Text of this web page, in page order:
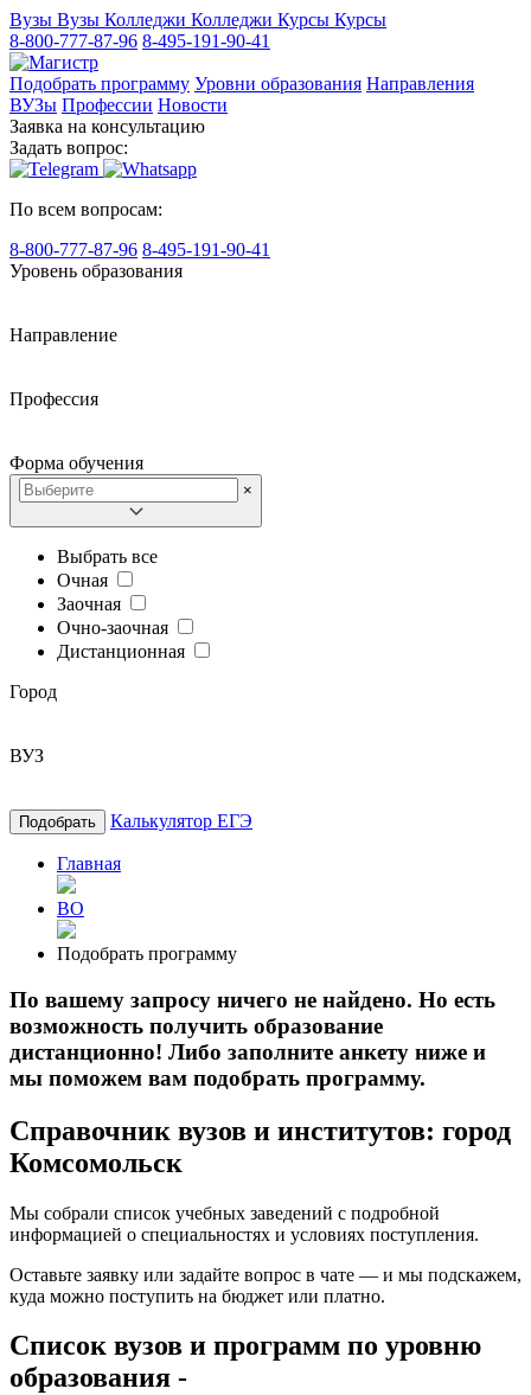
Вузы Вузы Колледжи Колледжи Курсы Курсы
8-800-777-87-96 8-495-191-90-41
Подобрать программу Уровни образования Направления
ВУЗы Профессии Новости
Заявка на консультацию
Задать вопрос:
По всем вопросам:
8-800-777-87-96 8-495-191-90-41
Уровень образования
Направление
Профессия
Форма обучения
×
Выбрать все
Очная
Заочная
Очно-заочная
Дистанционная
Город
ВУЗ
Подобрать Калькулятор ЕГЭ
Главная
ВО
Подобрать программу
По вашему запросу ничего не найдено. Но есть
возможность получить образование
дистанционно! Либо заполните анкету ниже и
мы поможем вам подобрать программу.
Справочник вузов и институтов: город
Комсомольск
Мы собрали список учебных заведений с подробной
информацией о специальностях и условиях поступления.
Оставьте заявку или задайте вопрос в чате — и мы подскажем,
куда можно поступить на бюджет или платно.
Список вузов и программ по уровню
образования -